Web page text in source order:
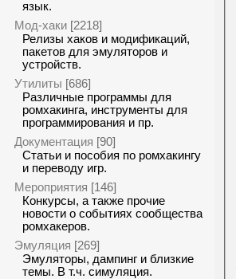
язык.
Мод-хаки [2218]
Релизы хаков и модификаций,
пакетов для эмуляторов и
устройств.
Утилиты [686]
Различные программы для
ромхакинга, инструменты для
программирования и пр.
Документация [90]
Статьи и пособия по ромхакингу
и переводу игр.
Мероприятия [146]
Конкурсы, а также прочие
новости о событиях сообщества
ромхакеров.
Эмуляция [269]
Эмуляторы, дампинг и близкие
темы. В т.ч. симуляция.